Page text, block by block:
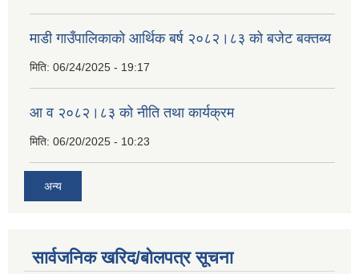
माडी गाउँपालिकाको आर्थिक बर्ष २०८२।८३ को बजेट बक्तब्य
मिति: 06/24/2025 - 19:17
आ व २०८२।८३ को नीति तथा कार्यक्रम
मिति: 06/20/2025 - 10:23
अन्य
सार्वजनिक खरिद/बोलपत्र सूचना